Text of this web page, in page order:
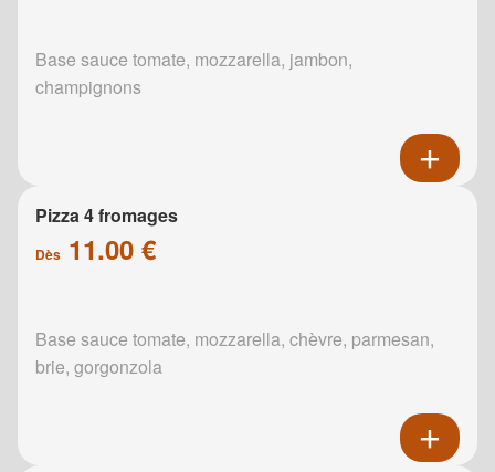
Base sauce tomate, mozzarella, jambon,
champignons
Pizza 4 fromages
Dès 11.00 €
Base sauce tomate, mozzarella, chèvre, parmesan,
brie, gorgonzola